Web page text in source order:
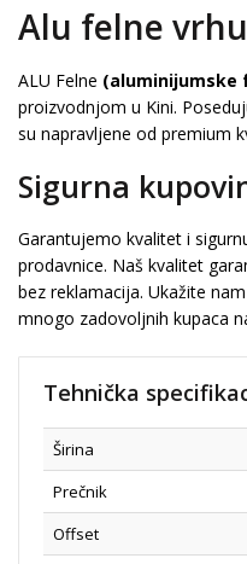
Alu felne
ALU Felne (aluminijumske
proizvodnjom u Kini.
su napravljene od premium
Sigurna
Garantujemo kvalitet i
prodavnice. Naš kvalitet
bez reklamacija. Ukažite
mnogo zadovoljnih kupaca
Tehnička
Širina
Prečnik
Offset